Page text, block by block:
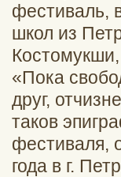
фестиваль,
школ из
«Пока
друг,
таков
фестиваля,
года в г.